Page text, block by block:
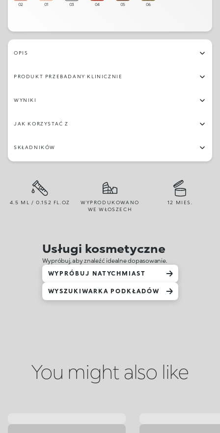
02 01 03 04 05 06
OPIS
PRODUKT PRZEBADANY KLINICZNIE
WYNIKI
JAK KORZYSTAĆ Z
SKŁADNIKÓW
4.5 ML / 0.152 FL.OZ
WYPRODUKOWANO
WE WŁOSZECH
12 MIES.
Usługi kosmetyczne
Wypróbuj, aby znaleźć idealne dopasowanie.
WYPRÓBUJ NATYCHMIAST
WYSZUKIWARKA PODKŁADÓW
You might also like